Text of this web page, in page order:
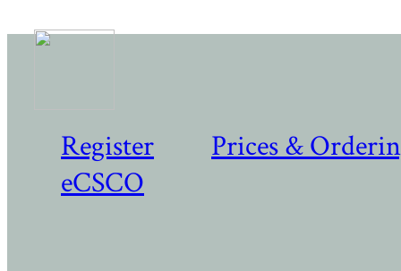
Register
Prices &
eCSCO